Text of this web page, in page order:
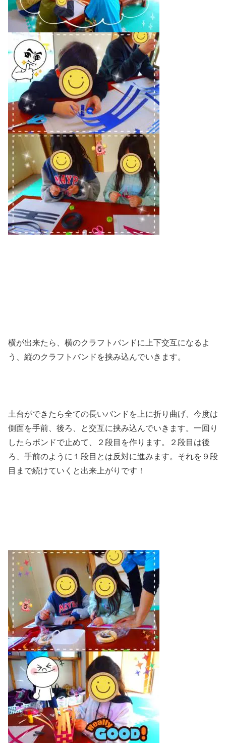
横が出来たら、横のクラフトバンドに上下交互になるよ
う、縦のクラフトバンドを挟み込んでいきます。
土台ができたら全ての長いバンドを上に折り曲げ、今度は
側面を手前、後ろ、と交互に挟み込んでいきます。一回り
したらボンドで止めて、２段目を作ります。２段目は後
ろ、手前のように１段目とは反対に進みます。それを９段
目まで続けていくと出来上がりです！